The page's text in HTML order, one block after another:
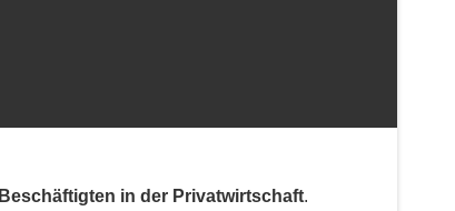
Beschäftigten in der Privatwirtschaft.